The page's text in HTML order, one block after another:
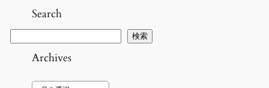
Search
検索
Archives